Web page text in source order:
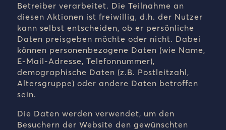
Betreiber verarbeitet. Die Teilnahme an
diesen Aktionen ist freiwillig, d.h. der Nutzer
kann selbst entscheiden, ob er persönliche
Daten preisgeben möchte oder nicht. Dabei
können personenbezogene Daten (wie Name,
E-Mail-Adresse, Telefonnummer),
demographische Daten (z.B. Postleitzahl,
Altersgruppe) oder andere Daten betroffen
sein.
Die Daten werden verwendet, um den
Besuchern der Website den gewünschten